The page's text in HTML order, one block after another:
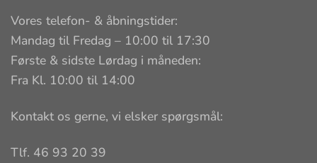
Vores telefon- & åbningstider:
Mandag til Fredag – 10:00 til 17:30
Første & sidste Lørdag i måneden:
Fra Kl. 10:00 til 14:00
Kontakt os gerne, vi elsker spørgsmål:
Tlf. 46 93 20 39